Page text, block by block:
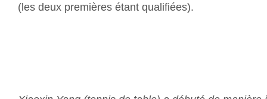
(les deux premières étant qualifiées).